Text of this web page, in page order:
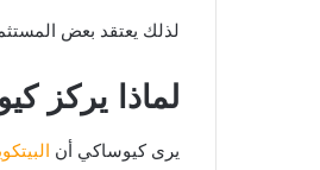
لذلك يعتقد بعض
لماذا يركز
يرى كيوساكي أن